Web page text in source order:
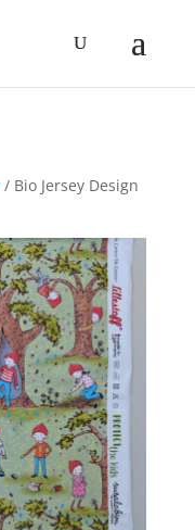
/ Bio Jersey Design